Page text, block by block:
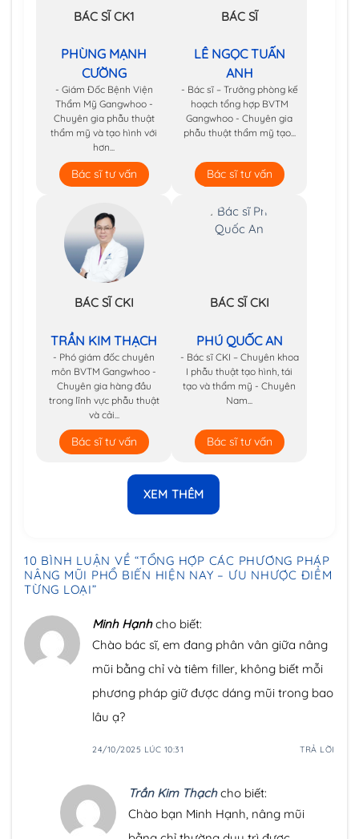
BÁC SĨ CK1
PHÙNG MẠNH
CƯỜNG
- Giám Đốc Bệnh Viện
Thẩm Mỹ Gangwhoo -
Chuyên gia phẫu thuật
thẩm mỹ và tạo hình với
hơn...
Bác sĩ tư vấn
BÁC SĨ
LÊ NGỌC TUẤN
ANH
- Bác sĩ – Trưởng phòng kế
hoạch tổng hợp BVTM
Gangwhoo - Chuyên gia
phẫu thuật thẩm mỹ tạo...
Bác sĩ tư vấn
BÁC SĨ CKI
TRẦN KIM THẠCH
- Phó giám đốc chuyên
môn BVTM Gangwhoo -
Chuyên gia hàng đầu
trong lĩnh vực phẫu thuật
và cải...
Bác sĩ tư vấn
BÁC SĨ CKI
PHÚ QUỐC AN
- Bác sĩ CKI – Chuyên khoa
I phẫu thuật tạo hình, tái
tạo và thẩm mỹ - Chuyên
Nam...
Bác sĩ tư vấn
XEM THÊM
10 BÌNH LUẬN VỀ “TỔNG HỢP CÁC PHƯƠNG PHÁP
NÂNG MŨI PHỔ BIẾN HIỆN NAY – ƯU NHƯỢC ĐIỂM
TỪNG LOẠI”
Minh Hạnh cho biết:
Chào bác sĩ, em đang phân vân giữa nâng
mũi bằng chỉ và tiêm filler, không biết mỗi
phương pháp giữ được dáng mũi trong bao
lâu ạ?
24/10/2025 LÚC 10:31 TRẢ LỜI
Trần Kim Thạch cho biết:
Chào bạn Minh Hạnh, nâng mũi